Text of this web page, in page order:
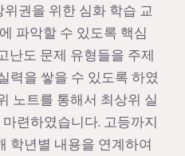
권을 위한 심화 학습 교
파악할 수 있도록 핵심
난도 문제 유형들을 주제
력을 쌓을 수 있도록 하였
노트를 통해서 최상위 실
련하였습니다. 고등까지
학년별 내용을 연계하여